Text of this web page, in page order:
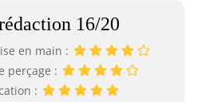
16/20
en main :
perçage :
: